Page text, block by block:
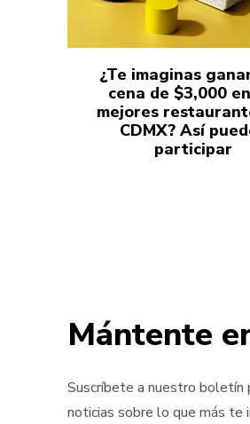
¿Te imaginas
cena de $3,000
mejores
CDMX? Así
participar
Mántente
Suscríbete a nuestro boletín
noticias sobre lo que más te